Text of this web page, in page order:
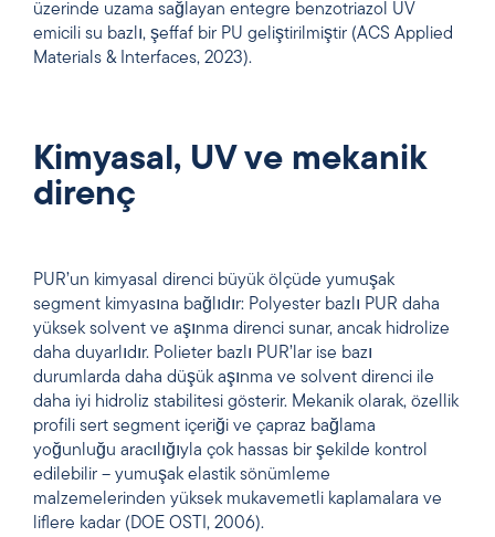
üzerinde uzama sağlayan entegre benzotriazol UV
emicili su bazlı, şeffaf bir PU geliştirilmiştir (ACS Applied
Materials & Interfaces, 2023).
Kimyasal, UV ve mekanik
direnç
PUR’un kimyasal direnci büyük ölçüde yumuşak
segment kimyasına bağlıdır: Polyester bazlı PUR daha
yüksek solvent ve aşınma direnci sunar, ancak hidrolize
daha duyarlıdır. Polieter bazlı PUR’lar ise bazı
durumlarda daha düşük aşınma ve solvent direnci ile
daha iyi hidroliz stabilitesi gösterir. Mekanik olarak, özellik
profili sert segment içeriği ve çapraz bağlama
yoğunluğu aracılığıyla çok hassas bir şekilde kontrol
edilebilir – yumuşak elastik sönümleme
malzemelerinden yüksek mukavemetli kaplamalara ve
liflere kadar (DOE OSTI, 2006).